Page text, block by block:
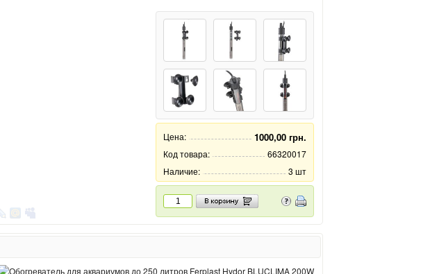
Цена: 1000,00 грн.
Код товара:
66320017
Наличие:
3 шт